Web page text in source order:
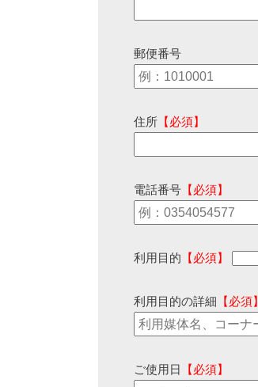
郵便番号
住所 【必須】
電話番号 【必須】
利用目的 【必須】
利用目的の詳細 【必須】
ご使用日 【必須】